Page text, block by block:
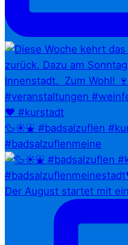
🦆☀️⛲ #badsalzuflen
#badsalzuflenmeine
Der August startet mit